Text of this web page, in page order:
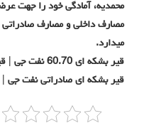
محمدیه، آمادگی خود را جهت
مصارف داخلی و مصارف صادراتی
میدارد.
قیر بشکه ای صادراتی نفت جی